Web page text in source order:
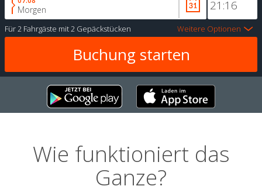
Morgen
Für2 Fahrgäste mit2 Gepäckstücken Weitere Optionen
Wie funktioniert das
Ganze?